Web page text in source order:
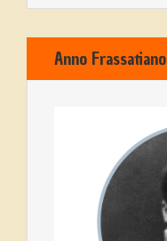
Anno Frassatiano